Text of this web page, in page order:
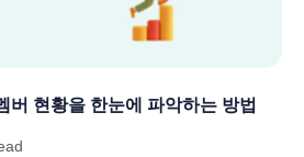
버 현황을 한눈에 파악하는 방법